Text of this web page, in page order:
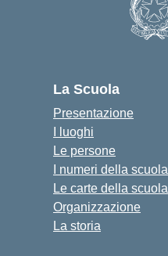
La Scuola
Presentazione
I luoghi
Le persone
I numeri della scuola
Le carte della scuola
Organizzazione
La storia